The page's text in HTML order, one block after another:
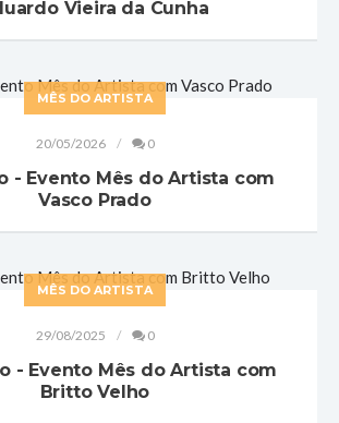
Vieira da Cunha
MÊS DO ARTISTA
20/05/2026 0
- Evento Mês do Artista com
Vasco Prado
MÊS DO ARTISTA
29/08/2025 0
- Evento Mês do Artista com
Britto Velho